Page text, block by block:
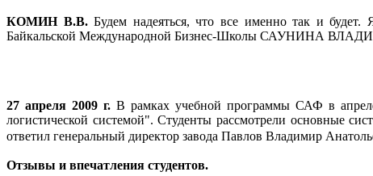
КОМИН В.В.Будем надеяться, что все именно так и будет.
Байкальской Международной Бизнес-Школы САУНИНА
27 апреля 2009 г. В рамках учебной программы САФ в
логистической системой". Студенты рассмотрели основные
ответил генеральный директор завода Павлов Владимир
Отзывы и впечатления студентов.